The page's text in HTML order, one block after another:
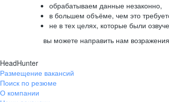
обрабатываем данные незаконно,
в большем объёме, чем это
не в тех целях, которые были
вы можете направить нам
HeadHunter
Размещение вакансий
Поиск по резюме
О компании